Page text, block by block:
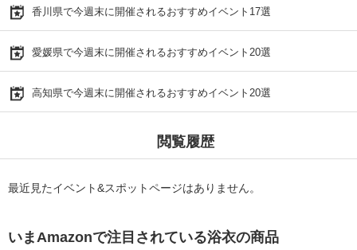
香川県で今週末に開催されるおすすめイベント17選
愛媛県で今週末に開催されるおすすめイベント20選
高知県で今週末に開催されるおすすめイベント20選
閲覧履歴
最近見たイベント&スポットページはありません。
いまAmazonで注目されている浴衣の商品